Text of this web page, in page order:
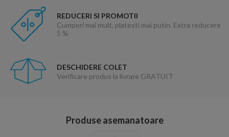
REDUCERI SI PROMOTII
Cumperi mai mult, platesti mai putin. Extra reducere
5 %
DESCHIDERE COLET
Verificare produs la livrare GRATUIT
Produse asemanatoare